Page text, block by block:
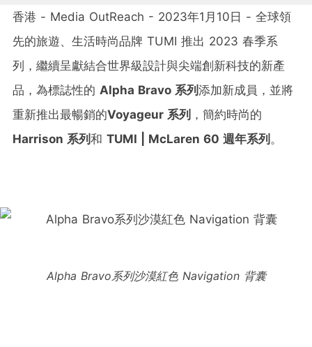
香港 - Media OutReach - 2023年1月10日 - 全球領
先的旅遊、生活時尚品牌 TUMI 推出 2023 春季系
列，繼續呈獻結合世界級設計與尖端創新科技的新產
品，為標誌性的 Alpha Bravo 系列 添加新成員，並將
重新推出最暢銷的Voyageur 系列 ，簡約時尚的
Harrison 系列 和 TUMI | McLaren 60 週年系列 。
Alpha Bravo 系列沙漠紅色Navigation 背囊